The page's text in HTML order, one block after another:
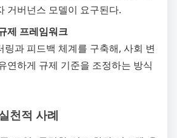
거버넌스 모델이 요구된다.
제 프레임워크
링과 피드백 체계를 구축해, 사회 변
연하게 규제 기준을 조정하는 방식
천적 사례